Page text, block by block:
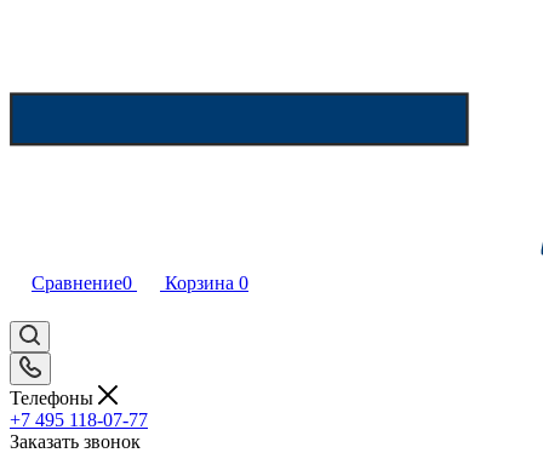
Сравнение0 Корзина 0
Телефоны
+7 495 118-07-77
Заказать звонок